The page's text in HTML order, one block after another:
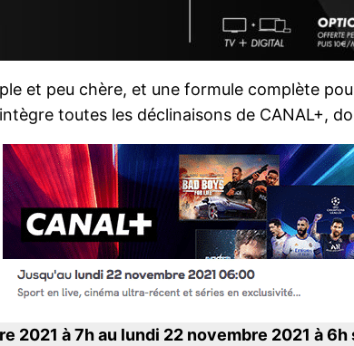
et peu chère, et une formule complète
toutes les déclinaisons de CANAL+,
2021 à 7h au lundi 22 novembre 2021 à 6h